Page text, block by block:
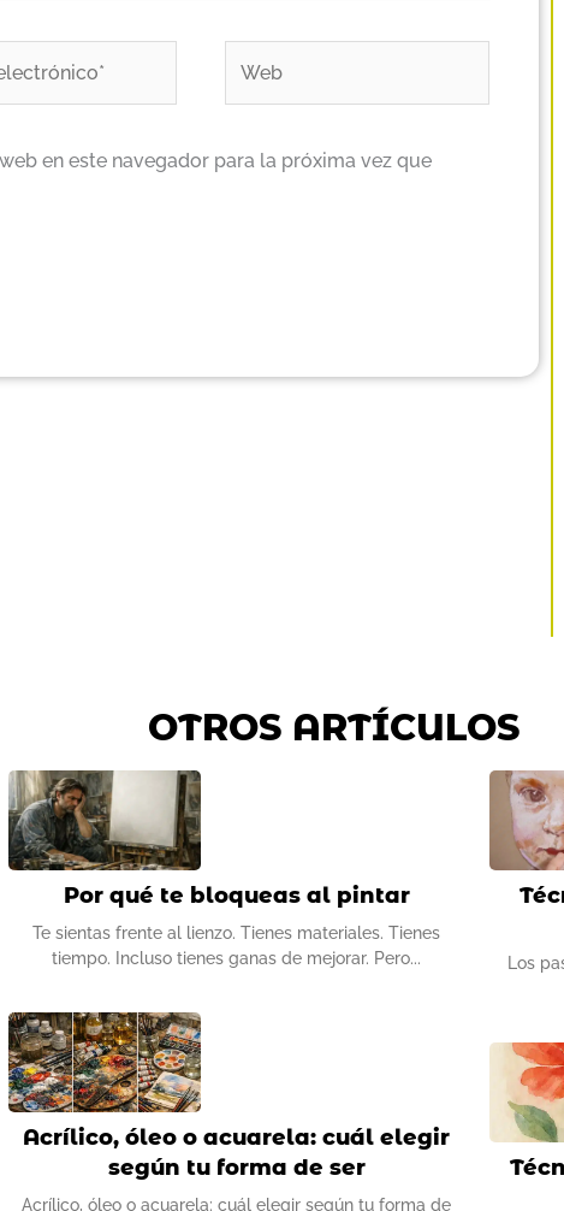
en este navegador para la próxima vez que
OTROS ARTÍCULOS
Por qué te bloqueas al pintar
Te sientas frente al lienzo. Tienes materiales. Tienes
tiempo. Incluso tienes ganas de mejorar. Pero
Acrílico, óleo o acuarela: cuál elegir
según tu forma de ser
Acrílico, óleo o acuarela: cuál elegir según tu forma de
Los